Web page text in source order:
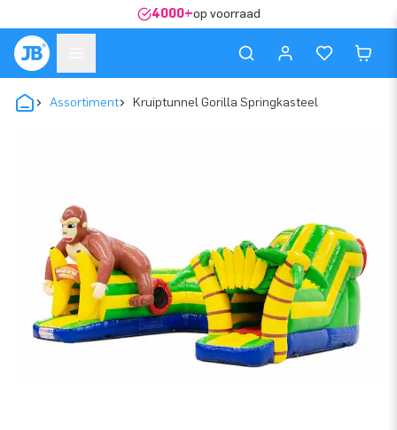
4000+op voorraad
Assortiment Kruiptunnel Gorilla Springkasteel